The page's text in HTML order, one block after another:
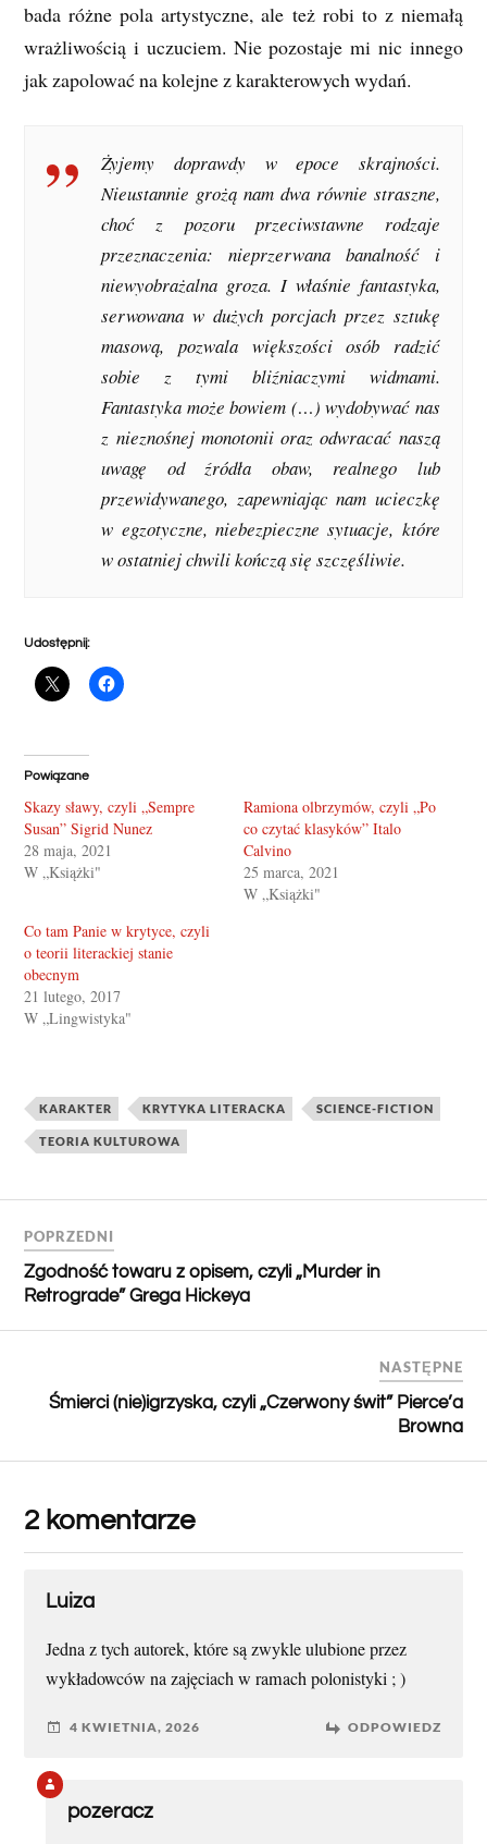
bada różne pola artystyczne, ale też robi to z niemałą
wrażliwością i uczuciem. Nie pozostaje mi nic innego
jak zapolować na kolejne z karakterowych wydań.
Żyjemy doprawdy w epoce skrajności.
Nieustannie grożą nam dwa równie straszne,
choć z pozoru przeciwstawne rodzaje
przeznaczenia: nieprzerwana banalność i
niewyobrażalna groza. I właśnie fantastyka,
serwowana w dużych porcjach przez sztukę
masową, pozwala większości osób radzić
sobie z tymi bliźniaczymi widmami.
Fantastyka może bowiem (…) wydobywać nas
z nieznośnej monotonii oraz odwracać naszą
uwagę od źródła obaw, realnego lub
przewidywanego, zapewniając nam ucieczkę
w egzotyczne, niebezpieczne sytuacje, które
w ostatniej chwili kończą się szczęśliwie.
Udostępnij:
Powiązane
Skazy sławy, czyli „Sempre
Susan” Sigrid Nunez
28 maja, 2021
W „Książki"
Ramiona olbrzymów, czyli „Po
co czytać klasyków” Italo
Calvino
25 marca, 2021
W „Książki"
Co tam Panie w krytyce, czyli
o teorii literackiej stanie
obecnym
21 lutego, 2017
W „Lingwistyka"
KARAKTER KRYTYKA LITERACKA SCIENCE-FICTION
TEORIA KULTUROWA
POPRZEDNI
Zgodność towaru z opisem, czyli „Murder in
Retrograde” Grega Hickeya
NASTĘPNE
Śmierci (nie)igrzyska, czyli „Czerwony świt” Pierce’a
Browna
2 komentarze
Luiza
Jedna z tych autorek, które są zwykle ulubione przez
wykładowców na zajęciach w ramach polonistyki ; )
4 KWIETNIA, 2026 ODPOWIEDZ
pozeracz